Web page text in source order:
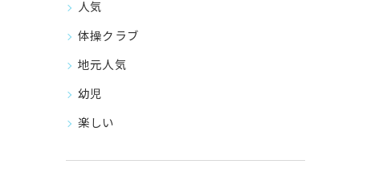
人気
体操クラブ
地元人気
幼児
楽しい